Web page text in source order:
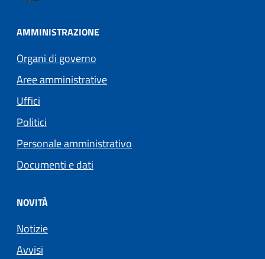
AMMINISTRAZIONE
Organi di governo
Aree amministrative
Uffici
Politici
Personale amministrativo
Documenti e dati
NOVITÀ
Notizie
Avvisi